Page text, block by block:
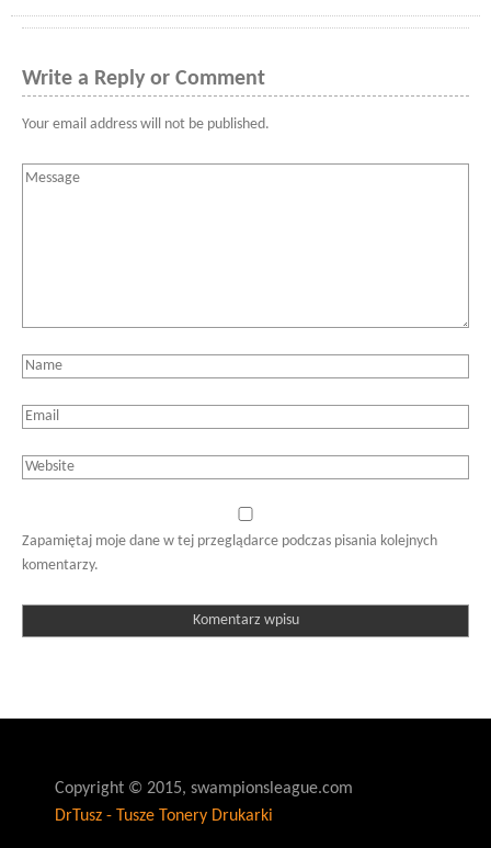
Write a Reply or Comment
Your email address will not be published.
Zapamiętaj moje dane w tej przeglądarce podczas pisania kolejnych
komentarzy.
Copyright © 2015, swampionsleague.com
DrTusz - Tusze Tonery Drukarki